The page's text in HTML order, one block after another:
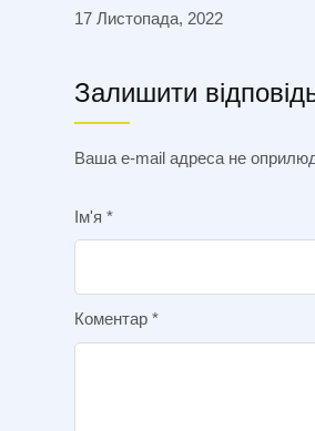
17 Листопада, 2022
Залишити
Ваша e-mail адреса не
Ім'я *
Коментар *